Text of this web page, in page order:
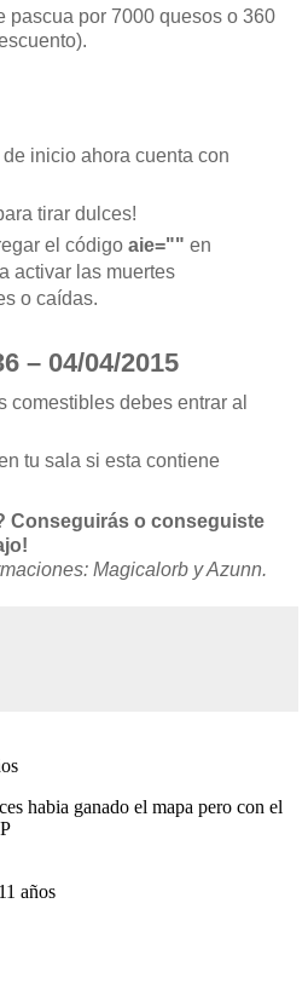
pascua por 7000 quesos o 360
inicio ahora cuenta con
tirar dulces!
el código aie="" en
activar las muertes
o caídas.
– 04/04/2015
comestibles debes entrar al
tu sala si esta contiene
Conseguirás o conseguiste
Magicalorb y Azunn.